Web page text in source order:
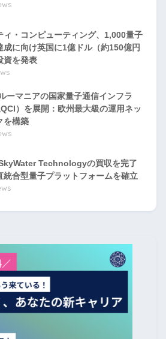
ィ・コンピューティング、1,000量子
成に向け英国に1億ドル（約150億円
資を発表
ーマニアの国家量子通信インフラ
）を展開：欧州最大級の運用ネッ
を構築
Technologyの買収を完了
統合型量子プラットフォームを確立